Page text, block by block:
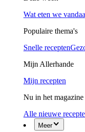
Wat eten we
Populaire thema's
Snelle recepten
Mijn Allerhande
Mijn recepten
Nu in het magazine
Alle nieuwe
Meer